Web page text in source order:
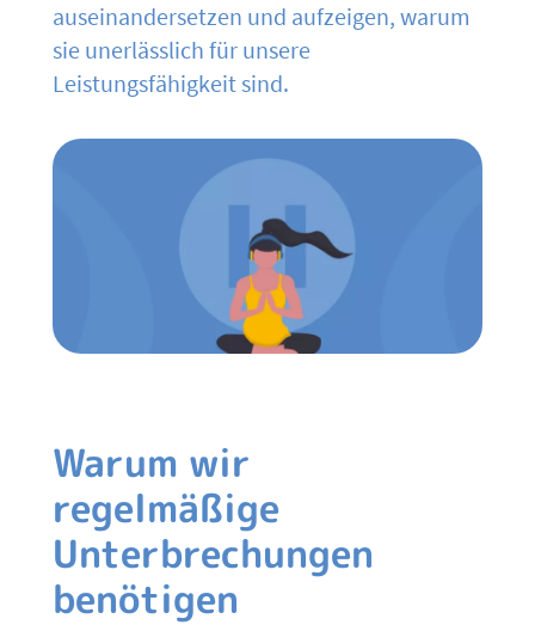
auseinandersetzen und aufzeigen, warum
sie unerlässlich für unsere
Leistungsfähigkeit sind.
Warum wir
regelmäßige
Unterbrechungen
benötigen